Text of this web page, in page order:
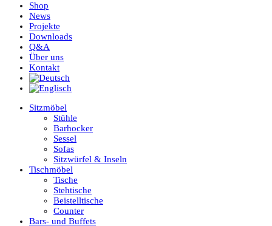
Shop
News
Projekte
Downloads
Q&A
Über uns
Kontakt
Sitzmöbel
Stühle
Barhocker
Sessel
Sofas
Sitzwürfel & Inseln
Tischmöbel
Tische
Stehtische
Beistelltische
Counter
Bars- und Buffets